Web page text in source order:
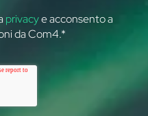
privacye acconsento a
da Com4.*